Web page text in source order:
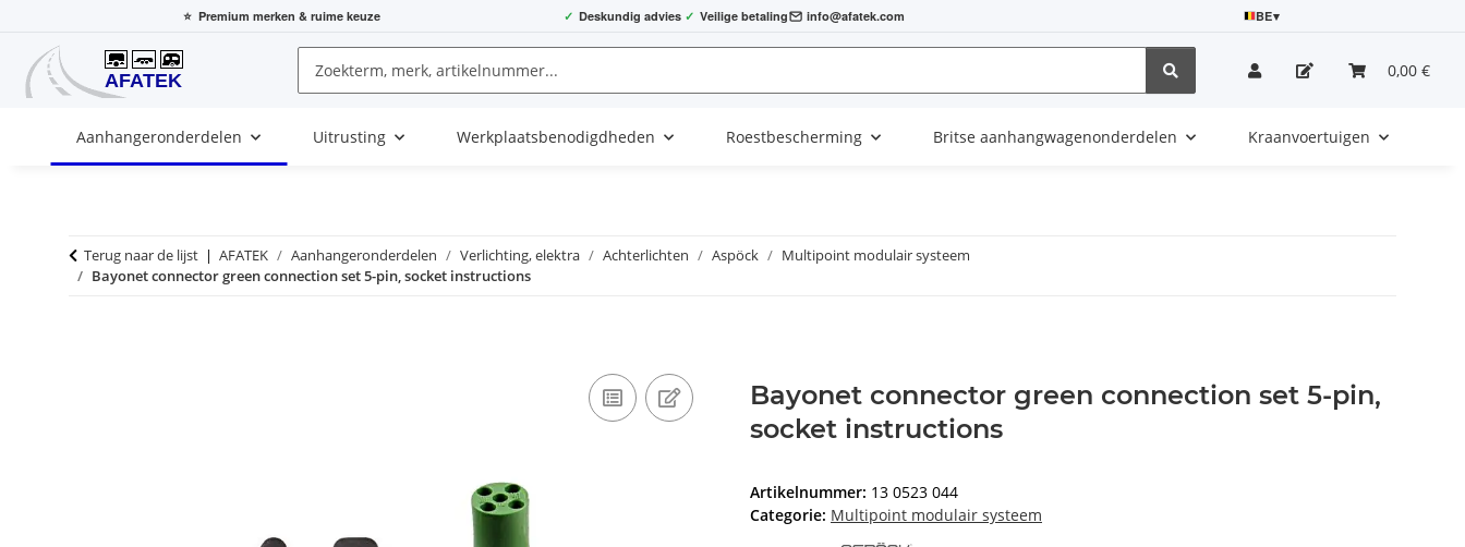
⭐ Premium merken & ruime keuze ✓ Deskundig advies ✓ Veilige betaling info@afatek.com BE▾
0,00 €
Aanhangeronderdelen Uitrusting Werkplaatsbenodigdheden Roestbescherming Britse aanhangwagenonderdelen Kraanvoertuigen
Terug naar de lijst AFATEK Aanhangeronderdelen Verlichting, elektra Achterlichten Aspöck
Multipoint modulair systeem
Bayonet connector green connection set 5-pin, socket instructions
Bayonet connector green connection set 5-pin,
socket instructions
Artikelnummer: 13 0523 044
Categorie: Multipoint modulair systeem